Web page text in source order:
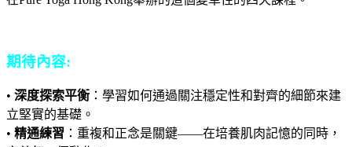
期待內容:
• 深度探索平衡 ：學習如何通過關注穩定性和對齊的細節來建
立堅實的基礎。
• 精通練習 ：重複和正念是關鍵——在培養肌肉記憶的同時，